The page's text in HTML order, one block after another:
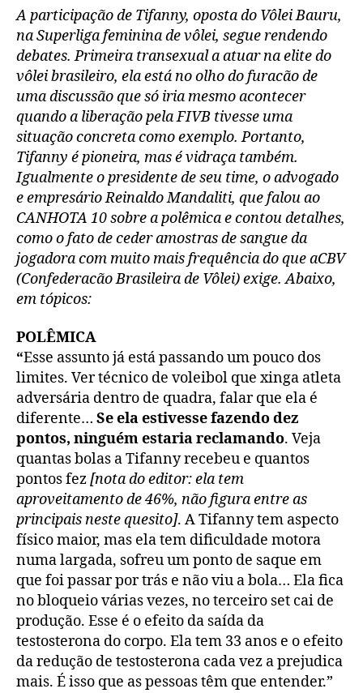
A participação de Tifanny, oposta do Vôlei Bauru,
na Superliga feminina de vôlei, segue rendendo
debates. Primeira transexual a atuar na elite do
vôlei brasileiro, ela está no olho do furacão de
uma discussão que só iria mesmo acontecer
quando a liberação pela FIVB tivesse uma
situação concreta como exemplo. Portanto,
Tifanny é pioneira, mas é vidraça também.
Igualmente o presidente de seu time, o advogado
e empresário Reinaldo Mandaliti, que falou ao
CANHOTA 10 sobre a polêmica e contou detalhes,
como o fato de ceder amostras de sangue da
jogadora com muito mais frequência do que aCBV
(Confederacão Brasileira de Vôlei) exige. Abaixo,
em tópicos:
POLÊMICA
“Esse assunto já está passando um pouco dos
limites. Ver técnico de voleibol que xinga atleta
adversária dentro de quadra, falar que ela é
diferente… Se ela estivesse fazendo dez
pontos, ninguém estaria reclamando. Veja
quantas bolas a Tifanny recebeu e quantos
pontos fez[nota do editor: ela tem
aproveitamento de 46%, não figura entre as
principais neste quesito]. A Tifanny tem aspecto
físico maior, mas ela tem dificuldade motora
numa largada, sofreu um ponto de saque em
que foi passar por trás e não viu a bola… Ela fica
no bloqueio várias vezes, no terceiro set cai de
produção. Esse é o efeito da saída da
testosterona do corpo. Ela tem 33 anos e o efeito
da redução de testosterona cada vez a prejudica
mais. É isso que as pessoas têm que entender.”